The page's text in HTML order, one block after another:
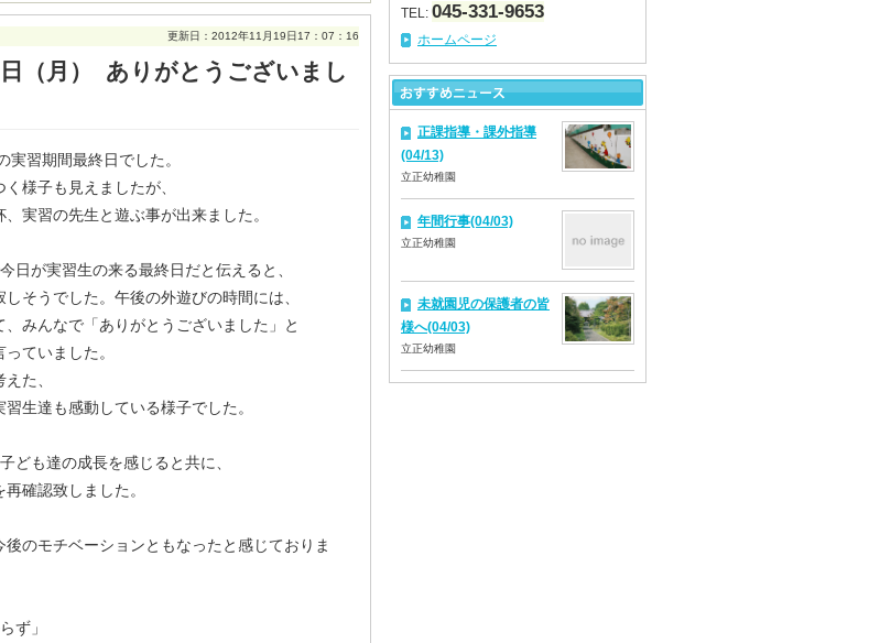
更新日：2012年11月19日17：07：16
日（月） ありがとうございまし
実習期間最終日でした。
様子も見えましたが、
実習の先生と遊ぶ事が出来ました。
日が実習生の来る最終日だと伝えると、
そうでした。午後の外遊びの時間には、
みんなで「ありがとうございました」と
ていました。
た、
習生達も感動している様子でした。
ども達の成長を感じると共に、
確認致しました。
後のモチベーションともなったと感じておりま
ず」
TEL: 045-331-9653
ホームページ
正課指導・課外指導
(04/13)
立正幼稚園
年間行事(04/03)
立正幼稚園
未就園児の保護者の皆
様へ(04/03)
立正幼稚園